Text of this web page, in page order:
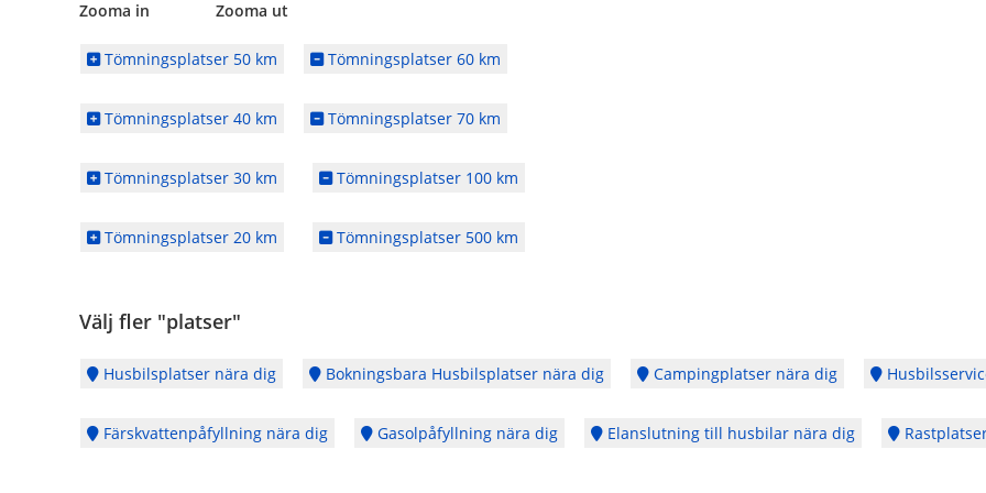
Zooma in Zooma ut
Tömningsplatser 50 km Tömningsplatser 60 km
Tömningsplatser 40 km Tömningsplatser 70 km
Tömningsplatser 30 km Tömningsplatser 100 km
Tömningsplatser 20 km Tömningsplatser 500 km
Välj fler "platser"
Husbilsplatser nära dig Bokningsbara Husbilsplatser nära dig Campingplatser nära dig
Färskvattenpåfyllning nära dig Gasolpåfyllning nära dig Elanslutning till husbilar nära dig